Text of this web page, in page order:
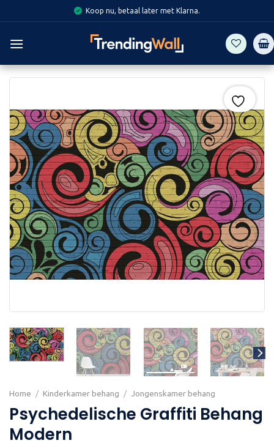
to
content
Koop nu, betaal later met Klarna.
Home / Kinderkamer behang / Jongenskamer behang
Psychedelische Graffiti Behang
Modern